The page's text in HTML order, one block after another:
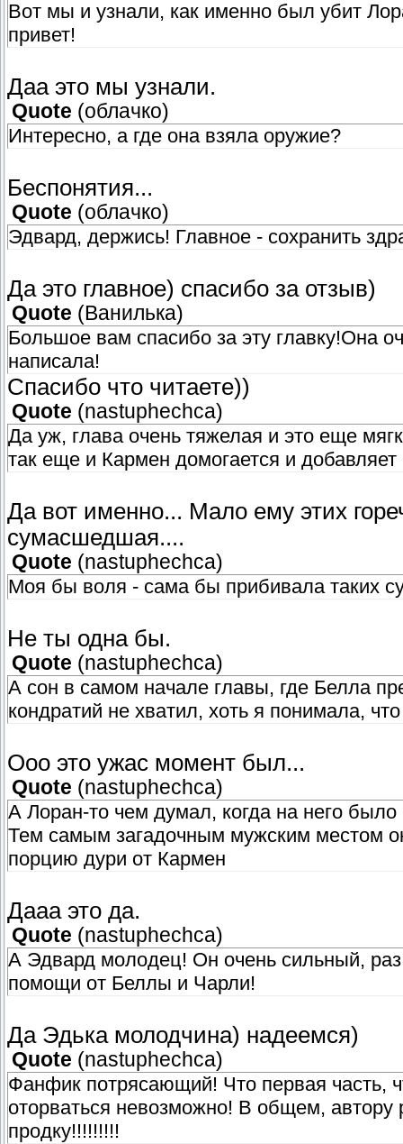
Вот мы и узнали, как именно был убит
привет!
Даа это мы узнали.
Quote (облачко)
Интересно, а где она взяла оружие?
Беспонятия...
Quote (облачко)
Эдвард, держись! Главное - сохранить
Да это главное) спасибо за отзыв)
Quote ( Ванилька)
Большое вам спасибо за эту главку!Она
написала!
Спасибо что читаете))
Quote (nastuphechca)
Да уж, глава очень тяжелая и это еще
так еще и Кармен домогается и
Да вот именно... Мало ему этих
сумасшедшая....
Quote (nastuphechca)
Моя бы воля - сама бы прибивала таких
Не ты одна бы.
Quote (nastuphechca)
А сон в самом начале главы, где Белла
кондратий не хватил, хоть я понимала,
Ооо это ужас момент был...
Quote (nastuphechca)
А Лоран-то чем думал, когда на него
Тем самым загадочным мужским местом
порцию дури от Кармен
Дааа это да.
Quote (nastuphechca)
А Эдвард молодец! Он очень сильный,
помощи от Беллы и Чарли!
Да Эдька молодчина) надеемся)
Quote (nastuphechca)
Фанфик потрясающий! Что первая часть,
оторваться невозможно! В общем, автору
продку!!!!!!!!!